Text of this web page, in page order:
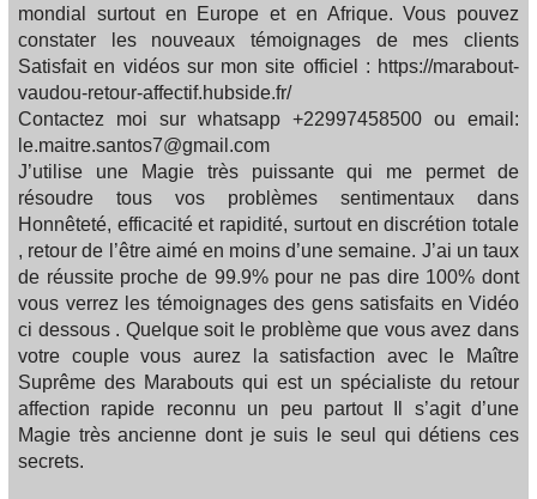
mondial surtout en Europe et en Afrique. Vous pouvez
constater les nouveaux témoignages de mes clients
Satisfait en vidéos sur mon site officiel : https://marabout-
vaudou-retour-affectif.hubside.fr/
Contactez moi sur whatsapp +22997458500 ou email:
le.maitre.santos7@gmail.com
J’utilise une Magie très puissante qui me permet de
résoudre tous vos problèmes sentimentaux dans
Honnêteté, efficacité et rapidité, surtout en discrétion totale
, retour de l’être aimé en moins d’une semaine. J’ai un taux
de réussite proche de 99.9% pour ne pas dire 100% dont
vous verrez les témoignages des gens satisfaits en Vidéo
ci dessous . Quelque soit le problème que vous avez dans
votre couple vous aurez la satisfaction avec le Maître
Suprême des Marabouts qui est un spécialiste du retour
affection rapide reconnu un peu partout Il s’agit d’une
Magie très ancienne dont je suis le seul qui détiens ces
secrets.